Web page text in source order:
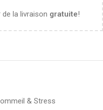
la livraison gratuite!
& Stress